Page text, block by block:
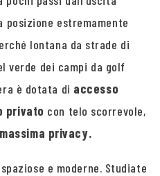
posizione estremamente
lontana da strade di
verde dei campi da golf
è dotata di accesso
privato con telo scorrevole,
massima privacy.
e moderne. Studiate